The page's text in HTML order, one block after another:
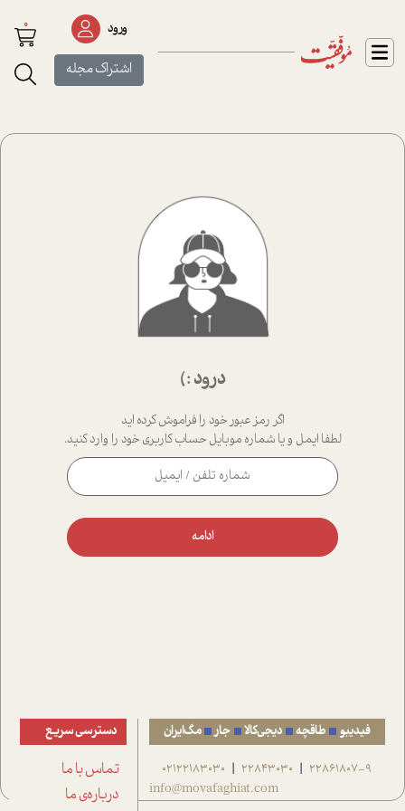
ورود
اشتراک مجله
0
درود :)
اگر رمز عبور خود را فراموش کرده اید
لطفا ایمل و یا شماره موبایل حساب کاربری خود را وارد کنید.
ادامه
فیدیبو طاقچه دیجی‌کالا جار مگ‌ایران
22861807-9
|
22843030
|
02122183030
info@movafaghiat.com
دسترسی سریع
تماس با ما
درباره‌ی ما